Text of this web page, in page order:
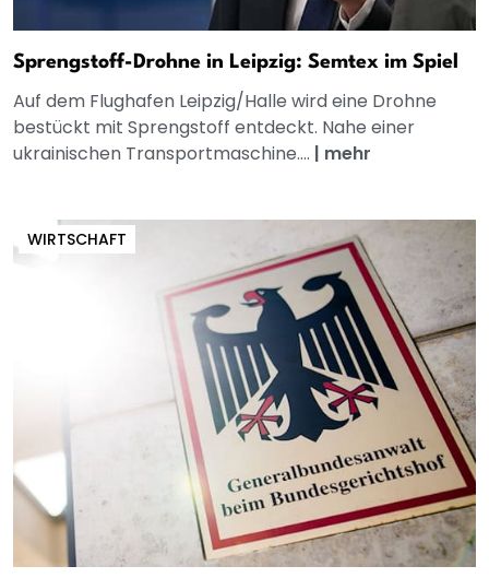
Sprengstoff-Drohne in Leipzig: Semtex im Spiel
Auf dem Flughafen Leipzig/Halle wird eine Drohne
bestückt mit Sprengstoff entdeckt. Nahe einer
ukrainischen Transportmaschine.... | mehr
WIRTSCHAFT